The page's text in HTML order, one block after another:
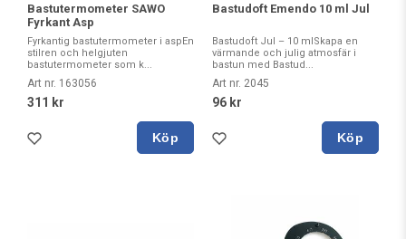
Bastutermometer SAWO
Fyrkant Asp
Fyrkantig bastutermometer i aspEn
stilren och helgjuten
bastutermometer som k...
Art nr. 163056
311 kr
Köp
Bastudoft Emendo 10 ml Jul
Bastudoft Jul – 10 mlSkapa en
värmande och julig atmosfär i
bastun med Bastud...
Art nr. 2045
96 kr
Köp